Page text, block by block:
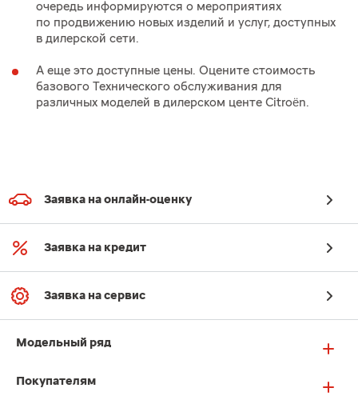
очередь информируются о мероприятиях
по продвижению новых изделий и услуг, доступных
в дилерской сети.
А еще это доступные цены. Оцените стоимость
базового Технического обслуживания для
различных моделей в дилерском центе Citroën.
Заявка на онлайн-оценку
Заявка на кредит
Заявка на сервис
Модельный ряд
Покупателям